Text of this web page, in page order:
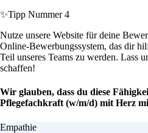
✨Tipp Nummer 4
Nutze unsere Website für deine
Online-Bewerbungssystem, das dir
Teil unseres Teams zu werden. Lass
schaffen!
Wir glauben, dass du diese
Pflegefachkraft (w/m/d) mit Herz
Empathie